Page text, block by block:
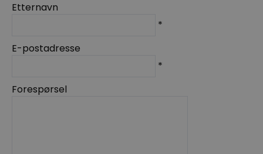
Etternavn
*
E-postadresse
*
Forespørsel